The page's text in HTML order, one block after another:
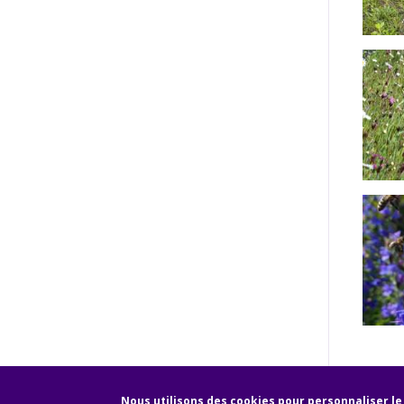
Nous utilisons des cookies pour personnaliser